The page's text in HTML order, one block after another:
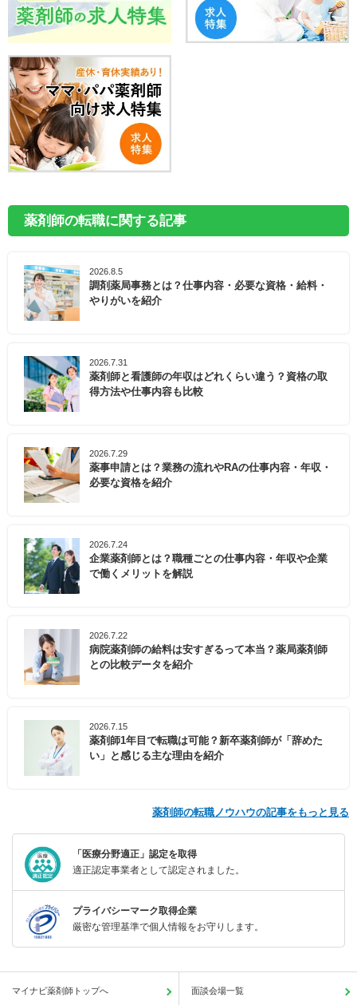
薬剤師の転職に関する記事
2026.8.5
調剤薬局事務とは？仕事内容・必要な資格・給料・
やりがいを紹介
2026.7.31
薬剤師と看護師の年収はどれくらい違う？資格の取
得方法や仕事内容も比較
2026.7.29
薬事申請とは？業務の流れやRAの仕事内容・年収・
必要な資格を紹介
2026.7.24
企業薬剤師とは？職種ごとの仕事内容・年収や企業
で働くメリットを解説
2026.7.22
病院薬剤師の給料は安すぎるって本当？薬局薬剤師
との比較データを紹介
2026.7.15
薬剤師1年目で転職は可能？新卒薬剤師が「辞めた
い」と感じる主な理由を紹介
薬剤師の転職ノウハウの記事をもっと見る
「医療分野適正」認定を取得
適正認定事業者として認定されました。
プライバシーマーク取得企業
厳密な管理基準で個人情報をお守りします。
マイナビ薬剤師トップへ 面談会場一覧